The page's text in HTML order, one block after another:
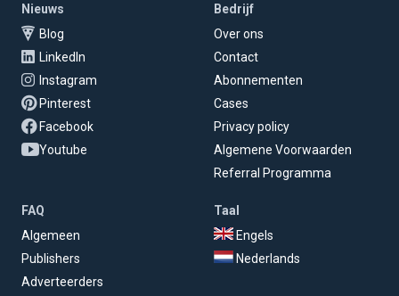
Nieuws
Blog
LinkedIn
Instagram
Pinterest
Facebook
Youtube
Bedrijf
Over ons
Contact
Abonnementen
Cases
Privacy policy
Algemene Voorwaarden
Referral Programma
FAQ
Algemeen
Publishers
Adverteerders
Taal
Engels
Nederlands